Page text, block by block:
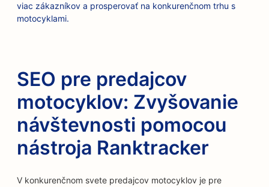
viac zákazníkov a prosperovať na konkurenčnom trhu s
motocyklami.
SEO pre predajcov
motocyklov: Zvyšovanie
návštevnosti pomocou
nástroja Ranktracker
V konkurenčnom svete predajcov motocyklov je pre